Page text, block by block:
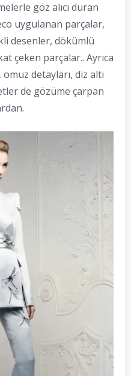
göz alıcı duran
uygulanan parçalar,
desenler, dökümlü
çeken parçalar.. Ayrıca
detayları, diz altı
de gözüme çarpan